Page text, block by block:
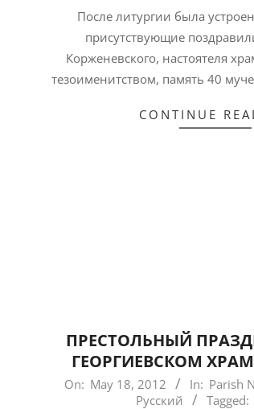
После литургии была
присутствующие
Корженевского, настоятеля
тезоименитством, память 40
CONTINUE
ПРЕСТОЛЬНЫЙ
ГЕОРГИЕВСКОМ
2012-
On: May 18, 2012 In: Parish
Русский
Tagged: